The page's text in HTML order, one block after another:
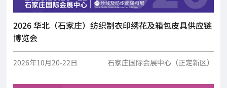
2026 华北（石家庄）纺织制衣印绣花及箱包皮具供应链
博览会
2026年10月20-22日 石家庄国际会展中心（正定新区）